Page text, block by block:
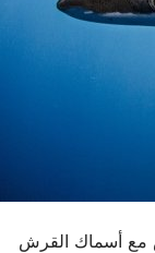
مع أسماك القرش